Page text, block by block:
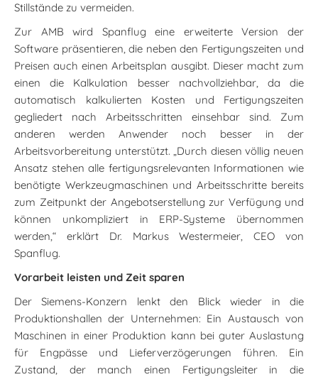
Stillstände zu vermeiden.
Zur AMB wird Spanflug eine erweiterte Version der
Software präsentieren, die neben den Fertigungszeiten und
Preisen auch einen Arbeitsplan ausgibt. Dieser macht zum
einen die Kalkulation besser nachvollziehbar, da die
automatisch kalkulierten Kosten und Fertigungszeiten
gegliedert nach Arbeitsschritten einsehbar sind. Zum
anderen werden Anwender noch besser in der
Arbeitsvorbereitung unterstützt. „Durch diesen völlig neuen
Ansatz stehen alle fertigungsrelevanten Informationen wie
benötigte Werkzeugmaschinen und Arbeitsschritte bereits
zum Zeitpunkt der Angebotserstellung zur Verfügung und
können unkompliziert in ERP-Systeme übernommen
werden,“ erklärt Dr. Markus Westermeier, CEO von
Spanflug.
Vorarbeit leisten und Zeit sparen
Der Siemens-Konzern lenkt den Blick wieder in die
Produktionshallen der Unternehmen: Ein Austausch von
Maschinen in einer Produktion kann bei guter Auslastung
für Engpässe und Lieferverzögerungen führen. Ein
Zustand, der manch einen Fertigungsleiter in die